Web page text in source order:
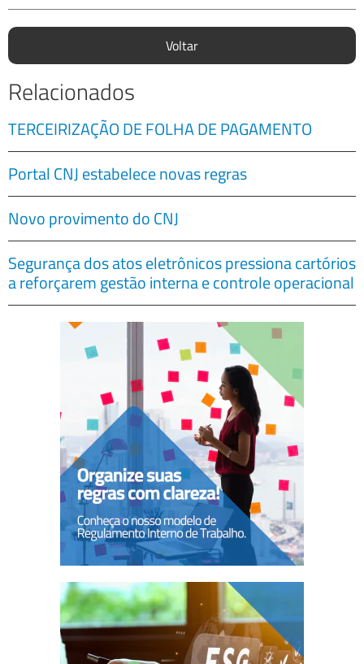
Voltar
Relacionados
TERCEIRIZAÇÃO DE FOLHA DE PAGAMENTO
Portal CNJ estabelece novas regras
Novo provimento do CNJ
Segurança dos atos eletrônicos pressiona cartórios
a reforçarem gestão interna e controle operacional